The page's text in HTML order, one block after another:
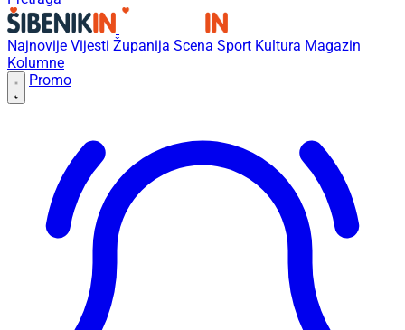
Najnovije Vijesti Županija Scena Sport Kultura Magazin
Kolumne
Promo